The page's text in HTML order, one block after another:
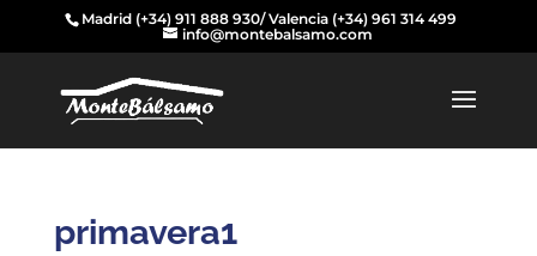
Madrid (+34) 911 888 930/ Valencia (+34) 961 314 499
info@montebalsamo.com
primavera1